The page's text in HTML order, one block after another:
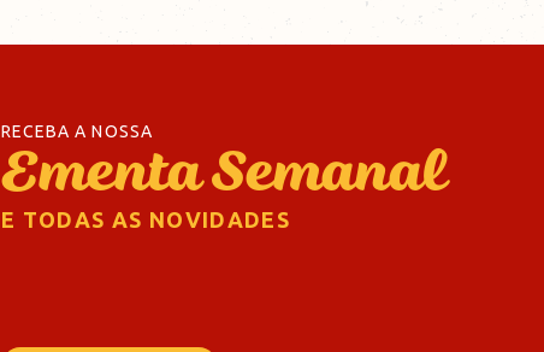
+351
RECEBA A NOSSA
Ementa Semanal
E TODAS AS NOVIDADES